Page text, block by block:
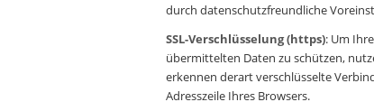
durch datenschutzfreundliche
SSL-Verschlüsselung (https): Um
übermittelten Daten zu schützen,
erkennen derart verschlüsselte
Adresszeile Ihres Browsers.